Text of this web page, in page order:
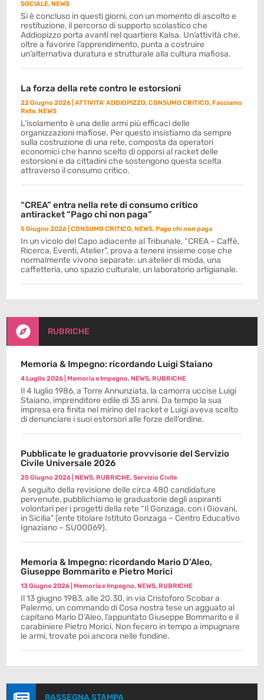
SOCIALE,NEWS
Si è concluso in questi giorni, con un momento di ascolto e
restituzione, il percorso di supporto scolastico che
Addiopizzo porta avanti nel quartiere Kalsa. Un’attività che,
oltre a favorire l’apprendimento, punta a costruire
un’alternativa duratura e strutturale alla cultura mafiosa.
La forza della rete contro le estorsioni
22 Giugno 2026 |ATTIVITA' ADDIOPIZZO,CONSUMO CRITICO,Facciamo
Rete,NEWS
L’isolamento è una delle armi più efficaci delle
organizzazioni mafiose. Per questo insistiamo da sempre
sulla costruzione di una rete, composta da operatori
economici che hanno scelto di opporsi al racket delle
estorsioni e da cittadini che sostengono questa scelta
attraverso il consumo critico.
“CREA” entra nella rete di consumo critico
antiracket “Pago chi non paga”
5 Giugno 2026 |CONSUMO CRITICO,NEWS,Pago chi non paga
In un vicolo del Capo adiacente al Tribunale, “CREA – Caffè,
Ricerca, Eventi, Atelier”, prova a tenere insieme cose che
normalmente vivono separate: un atelier di moda, una
caffetteria, uno spazio culturale, un laboratorio artigianale.
 RUBRICHE
Memoria & Impegno: ricordando Luigi Staiano
4 Luglio 2026 |Memoria e Impegno,NEWS,RUBRICHE
Il 4 luglio 1986, a Torre Annunziata, la camorra uccise Luigi
Staiano, imprenditore edile di 35 anni. Da tempo la sua
impresa era finita nel mirino del racket e Luigi aveva scelto
di denunciare i suoi estorsori alle forze dell’ordine.
Pubblicate le graduatorie provvisorie del Servizio
Civile Universale 2026
25 Giugno 2026 |NEWS,RUBRICHE,Servizio Civile
A seguito della revisione delle circa 480 candidature
pervenute, pubblichiamo le graduatorie degli aspiranti
volontari per i progetti della rete “Il Gonzaga, con i Giovani,
in Sicilia” (ente titolare Istituto Gonzaga – Centro Educativo
Ignaziano – SU00069).
Memoria & Impegno: ricordando Mario D’Aleo,
Giuseppe Bommarito e Pietro Morici
13 Giugno 2026 |Memoria e Impegno,NEWS,RUBRICHE
Il 13 giugno 1983, alle 20.30, in via Cristoforo Scobar a
Palermo, un commando di Cosa nostra tese un agguato al
capitano Mario D’Aleo, l’appuntato Giuseppe Bommarito e il
carabiniere Pietro Morici. Non fecero in tempo a impugnare
le armi, trovate poi ancora nelle fondine.
RASSEGNA STAMPA